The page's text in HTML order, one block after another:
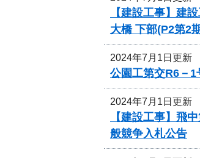
【建設工事】建
大橋 下部(P2第2
2024年7月1日更新
公園工第交R6－
2024年7月1日更新
【建設工事】飛
般競争入札公告